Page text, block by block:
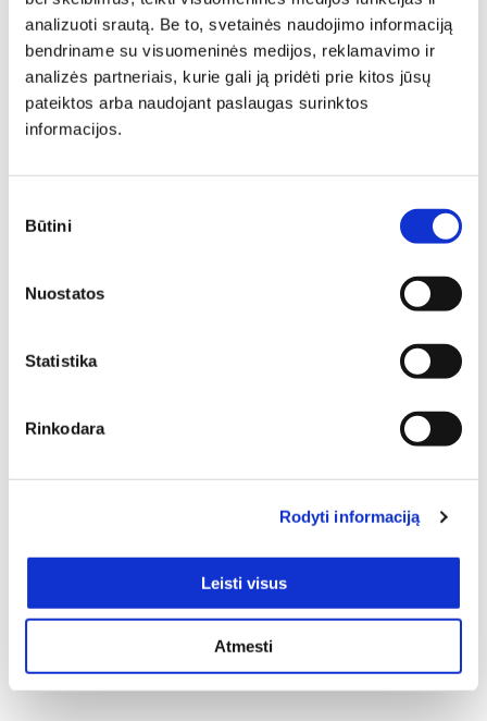
analizuoti srautą. Be to, svetainės naudojimo informaciją
bendriname su visuomeninės medijos, reklamavimo ir
analizės partneriais, kurie gali ją pridėti prie kitos jūsų
pateiktos arba naudojant paslaugas surinktos
informacijos.
pasirinkimas
Būtini
Nuostatos
Statistika
Rinkodara
Rodyti informaciją
Leisti visus
Atmesti
Individuali
specialisto
konsultacija
Deinavos baldų specialistai puikiai išmanantys ir
pasiruošę Jums padėti susikurti savo svajonių interjerą!
rezultatui pasiekti.
SIŲSTI